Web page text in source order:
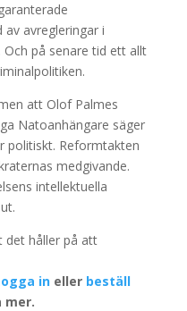
av avregleringar i
på senare tid ett allt
att Olof Palmes
Natoanhängare säger
politiskt. Reformtakten
medgivande.
intellektuella
det håller på att
ineller beställ